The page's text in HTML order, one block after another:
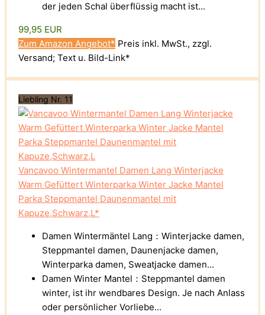
der jeden Schal überflüssig macht ist...
99,95 EUR
Zum Amazon Angebot* Preis inkl. MwSt., zzgl.
Versand; Text u. Bild-Link*
Liebling Nr. 11
Vancavoo Wintermantel Damen Lang Winterjacke
Warm Gefüttert Winterparka Winter Jacke Mantel
Parka Steppmantel Daunenmantel mit
Kapuze,Schwarz,L*
Damen Wintermäntel Lang：Winterjacke damen,
Steppmantel damen, Daunenjacke damen,
Winterparka damen, Sweatjacke damen...
Damen Winter Mantel：Steppmantel damen
winter, ist ihr wendbares Design. Je nach Anlass
oder persönlicher Vorliebe...